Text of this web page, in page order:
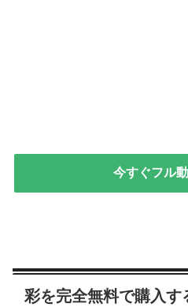
今すぐフル
彩を完全無料で購入す